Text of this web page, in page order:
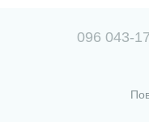
096 043-